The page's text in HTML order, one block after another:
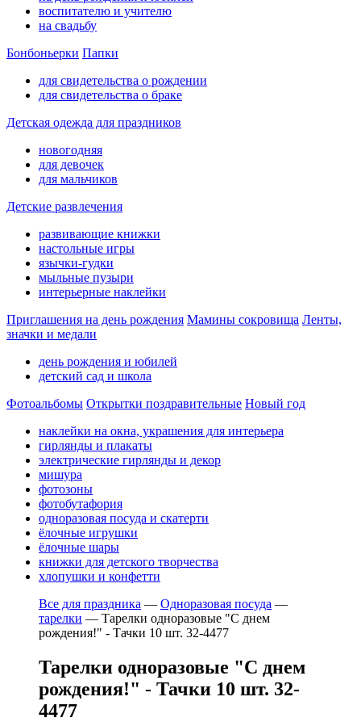
воспитателю и учителю
на свадьбу
Бонбоньерки Папки
для свидетельства о рождении
для свидетельства о браке
Детская одежда для праздников
новогодняя
для девочек
для мальчиков
Детские развлечения
развивающие книжки
настольные игры
язычки-гудки
мыльные пузыри
интерьерные наклейки
Приглашения на день рождения Мамины сокровища Ленты,
значки и медали
день рождения и юбилей
детский сад и школа
Фотоальбомы Открытки поздравительные Новый год
наклейки на окна, украшения для интерьера
гирлянды и плакаты
электрические гирлянды и декор
мишура
фотозоны
фотобутафория
одноразовая посуда и скатерти
ёлочные игрушки
ёлочные шары
книжки для детского творчества
хлопушки и конфетти
Все для праздника — Одноразовая посуда —
тарелки — Тарелки одноразовые "С днем
рождения!" - Тачки 10 шт. 32-4477
Тарелки одноразовые "С днем
рождения!" - Тачки 10 шт. 32-
4477